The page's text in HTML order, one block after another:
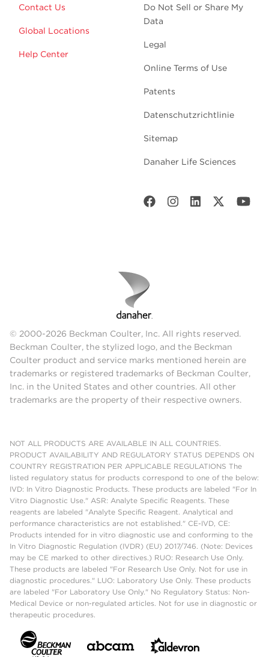
Contact Us
Global Locations
Help Center
Do Not Sell or Share My
Data
Legal
Online Terms of Use
Patents
Datenschutzrichtlinie
Sitemap
Danaher Life Sciences
© 2000-2026 Beckman Coulter, Inc. All rights reserved.
Beckman Coulter, the stylized logo, and the Beckman
Coulter product and service marks mentioned herein are
trademarks or registered trademarks of Beckman Coulter,
Inc. in the United States and other countries. All other
trademarks are the property of their respective owners.
NOT ALL PRODUCTS ARE AVAILABLE IN ALL COUNTRIES.
PRODUCT AVAILABILITY AND REGULATORY STATUS DEPENDS ON
COUNTRY REGISTRATION PER APPLICABLE REGULATIONS The
listed regulatory status for products correspond to one of the below:
IVD: In Vitro Diagnostic Products. These products are labeled "For In
Vitro Diagnostic Use." ASR: Analyte Specific Reagents. These
reagents are labeled "Analyte Specific Reagent. Analytical and
performance characteristics are not established." CE-IVD, CE:
Products intended for in vitro diagnostic use and conforming to the
In Vitro Diagnostic Regulation (IVDR) (EU) 2017/746. (Note: Devices
may be CE marked to other directives.) RUO: Research Use Only.
These products are labeled "For Research Use Only. Not for use in
diagnostic procedures." LUO: Laboratory Use Only. These products
are labeled "For Laboratory Use Only." No Regulatory Status: Non-
Medical Device or non-regulated articles. Not for use in diagnostic or
therapeutic procedures.